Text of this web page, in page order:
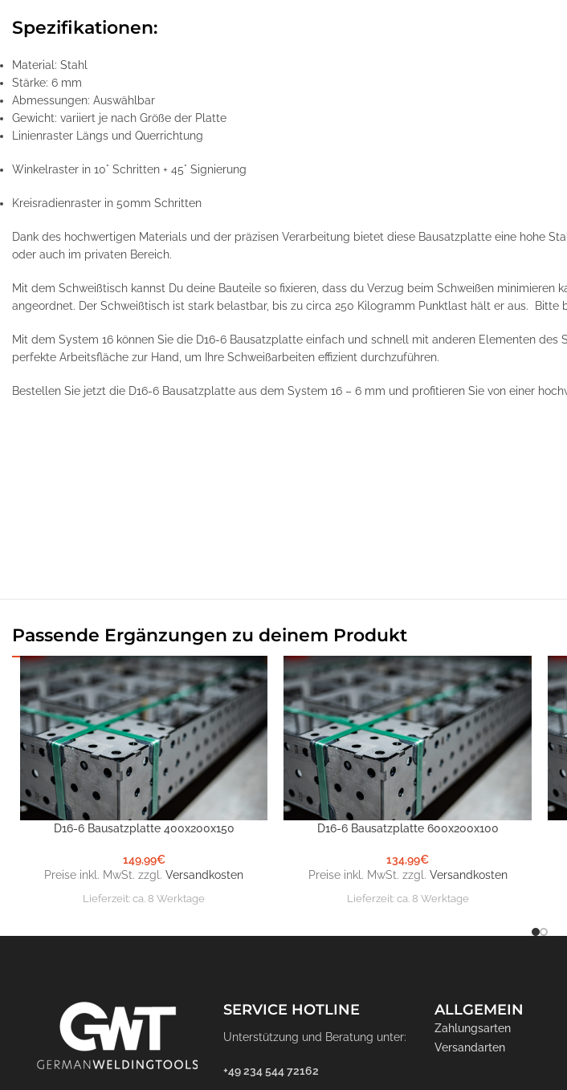
Spezifikationen:
Material: Stahl
Stärke: 6 mm
Abmessungen: Auswählbar
Gewicht: variiert je nach Größe der Platte
Linienraster Längs und Querrichtung
Winkelraster in 10° Schritten + 45° Signierung
Kreisradienraster in 50mm Schritten
Dank des hochwertigen Materials und der präzisen Verarbeitung bietet diese Bausatzplatte eine hohe
oder auch im privaten Bereich.
Mit dem Schweißtisch kannst Du deine Bauteile so fixieren, dass du Verzug beim Schweißen
angeordnet. Der Schweißtisch ist stark belastbar, bis zu circa 250 Kilogramm Punktlast hält er aus.
Mit dem System 16 können Sie die D16-6 Bausatzplatte einfach und schnell mit anderen Elementen
perfekte Arbeitsfläche zur Hand, um Ihre Schweißarbeiten effizient durchzuführen.
Bestellen Sie jetzt die D16-6 Bausatzplatte aus dem System 16 – 6 mm und profitieren Sie von einer
Passende Ergänzungen zu deinem Produkt
IN DEN WARENKORB
D16-6 Bausatzplatte 400x200x150
149,99€
Preise inkl. MwSt. zzgl.Versandkosten
Lieferzeit:ca. 8 Werktage
IN DEN WARENKORB
D16-6 Bausatzplatte 600x200x100
134,99€
Preise inkl. MwSt. zzgl. Versandkosten
Lieferzeit: ca. 8 Werktage
IN
SERVICE HOTLINE
Unterstützung und Beratung unter:
+49 234 544 72162
ALLGEMEIN
Zahlungsarten
Versandarten